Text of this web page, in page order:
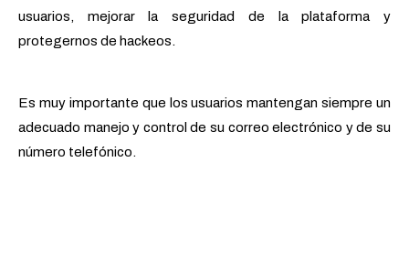
usuarios, mejorar la seguridad de la plataforma y
protegernos de hackeos.
Es muy importante que los usuarios mantengan siempre un
adecuado manejo y control de su correo electrónico y de su
número telefónico.